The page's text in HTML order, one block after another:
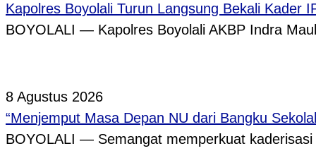
Kapolres Boyolali Turun Langsung Bekali Kader
BOYOLALI — Kapolres Boyolali AKBP Indra
8 Agustus 2026
“Menjemput Masa Depan NU dari Bangku
BOYOLALI — Semangat memperkuat